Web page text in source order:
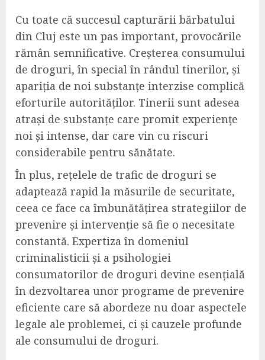
Cu toate că succesul capturării bărbatului
din Cluj este un pas important, provocările
rămân semnificative. Creșterea consumului
de droguri, în special în rândul tinerilor, și
apariția de noi substanțe interzise complică
eforturile autorităților. Tinerii sunt adesea
atrași de substanțe care promit experiențe
noi și intense, dar care vin cu riscuri
considerabile pentru sănătate.
În plus, rețelele de trafic de droguri se
adaptează rapid la măsurile de securitate,
ceea ce face ca îmbunătățirea strategiilor de
prevenire și intervenție să fie o necesitate
constantă. Expertiza în domeniul
criminalisticii și a psihologiei
consumatorilor de droguri devine esențială
în dezvoltarea unor programe de prevenire
eficiente care să abordeze nu doar aspectele
legale ale problemei, ci și cauzele profunde
ale consumului de droguri.